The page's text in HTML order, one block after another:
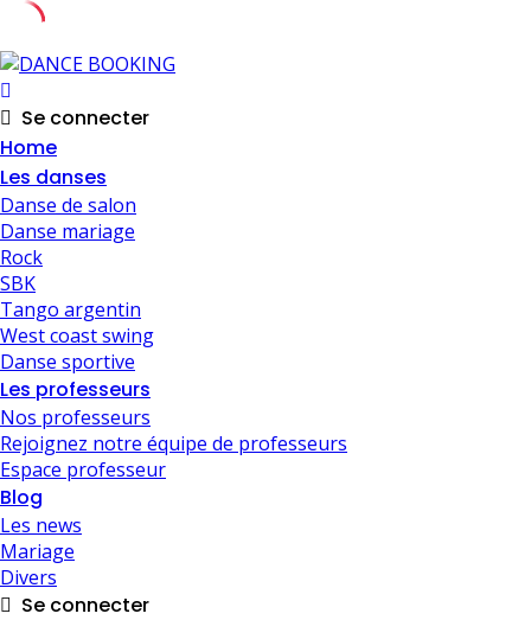
Skip
to
content
Se connecter
Home
Les danses
Danse de salon
Danse mariage
Rock
SBK
Tango argentin
West coast swing
Danse sportive
Les professeurs
Nos professeurs
Rejoignez notre équipe de professeurs
Espace professeur
Blog
Les news
Mariage
Divers
Se connecter